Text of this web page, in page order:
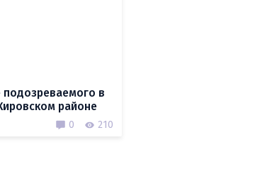
в
районе
0 210